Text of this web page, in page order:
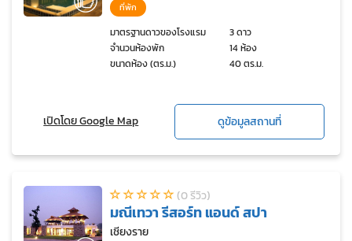
ที่พัก
มาตรฐานดาวของโรงแรม
3 ดาว
จำนวนห้องพัก
14 ห้อง
ขนาดห้อง (ตร.ม.)
40 ตร.ม.
เปิดโดย Google Map ดูข้อมูลสถานที่
(0 รีวิว)
มณีเทวา รีสอร์ท แอนด์ สปา
เชียงราย